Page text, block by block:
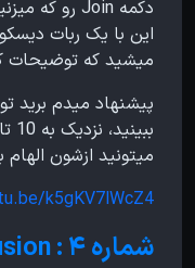
دکمه Join رو که میزنید وارد
این با یک ربات
میشید که
پیشنهاد میدم برید
میتونید ازشون الهام
k5gKV7lWcZ4
شماره ۴ : Disco Diffusion